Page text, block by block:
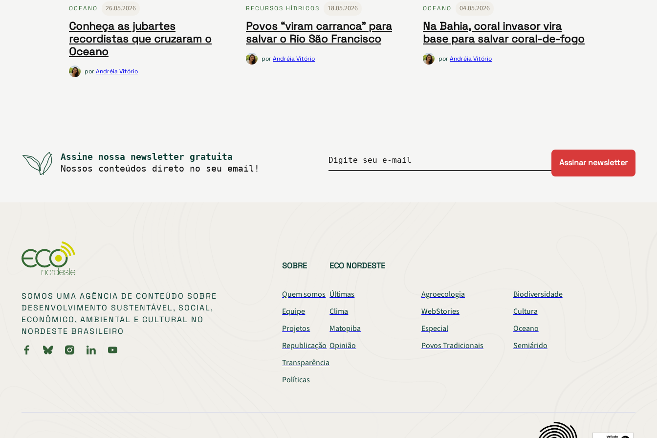
OCEANO 26.05.2026
Conheça as jubartes
recordistas que cruzaram o
Oceano
porAndréia Vitório
RECURSOS HÍDRICOS 18.05.2026
Povos “viram carranca” para
salvar o Rio São Francisco
porAndréia Vitório
OCEANO 04.05.2026
Na Bahia, coral invasor vira
base para salvar coral-de-fogo
porAndréia Vitório
Assine nossa newsletter gratuita
Nossos conteúdos direto no seu email!
Digite seu e-mail
SOMOS UMA AGÊNCIA DE CONTEÚDO SOBRE
DESENVOLVIMENTO SUSTENTÁVEL, SOCIAL,
ECONÔMICO, AMBIENTAL E CULTURAL NO
NORDESTE BRASILEIRO
SOBRE
Quem somos
Equipe
Projetos
Republicação
Transparência
Políticas
ECO NORDESTE
Últimas Agroecologia
Biodiversidade
Clima
WebStories
Cultura
Matopiba
Especial
Oceano
Opinião
Povos Tradicionais Semiárido